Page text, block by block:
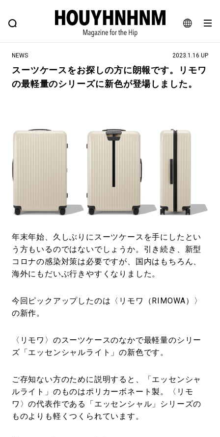
JA
EN
FEATURE BLOG SNAP
ヒップなファッション、カルチャー、ライフスタイルWEBマガジン
#マイナーグッド図鑑
#GH 銘品の所以
#FOCUS IT
#FASHION #MUSIC #MOVIE
#SPORTS #HANDSOME HANDBOOK
NEWS 2023.1.16 UP
スーツケースをお探しの方に朗報です。リモワ
の最軽量のシリーズに新色が登場しました。
年末年始、久しぶりにスーツケースを手にしたとい
う方もいるのではないでしょうか。引き続き、新型
コロナの感染対策は必要ですが、国内はもちろん、
海外にもだいぶ行きやすくなりました。
今回ピックアップしたのは〈リモワ（RIMOWA）〉
の新作。
〈リモワ〉のスーツケースのなかで最軽量のシリー
ズ「エッセンシャルライト」の新色です。
ご存知ない方のために説明すると、「エッセンシャ
ルライト」のものはポリカーボネート製。〈リモ
ワ〉の代表作である「エッセンシャル」シリーズの
ものよりも軽くつくられています。